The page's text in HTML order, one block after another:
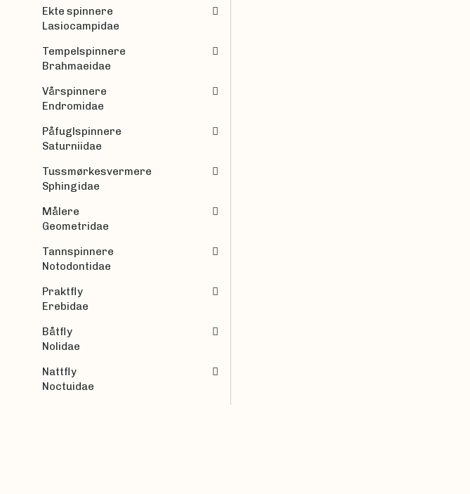
Ekte spinnere
Lasiocampidae
Tempelspinnere
Brahmaeidae
Vårspinnere
Endromidae
Påfuglspinnere
Saturniidae
Tussmørkesvermere
Sphingidae
Målere
Geometridae
Tannspinnere
Notodontidae
Praktfly
Erebidae
Båtfly
Nolidae
Nattfly
Noctuidae